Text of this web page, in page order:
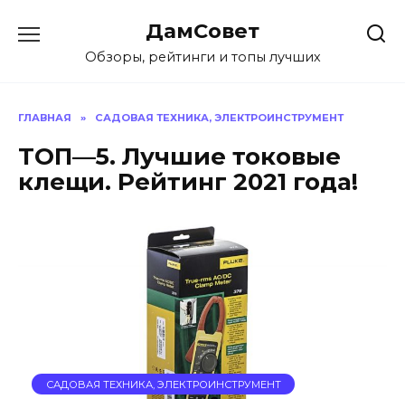
содержанию
ДамСовет
Обзоры, рейтинги и топы лучших
ГЛАВНАЯ » САДОВАЯ ТЕХНИКА, ЭЛЕКТРОИНСТРУМЕНТ
ТОП—5. Лучшие токовые
клещи. Рейтинг 2021 года!
САДОВАЯ ТЕХНИКА, ЭЛЕКТРОИНСТРУМЕНТ